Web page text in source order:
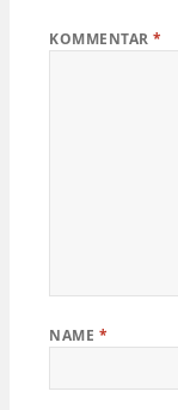
KOMMENTAR*
NAME *